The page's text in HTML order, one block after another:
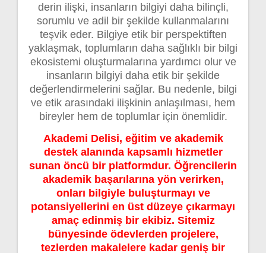
derin ilişki, insanların bilgiyi daha bilinçli,
sorumlu ve adil bir şekilde kullanmalarını
teşvik eder. Bilgiye etik bir perspektiften
yaklaşmak, toplumların daha sağlıklı bir bilgi
ekosistemi oluşturmalarına yardımcı olur ve
insanların bilgiyi daha etik bir şekilde
değerlendirmelerini sağlar. Bu nedenle, bilgi
ve etik arasındaki ilişkinin anlaşılması, hem
bireyler hem de toplumlar için önemlidir.
Akademi Delisi, eğitim ve akademik
destek alanında kapsamlı hizmetler
sunan öncü bir platformdur. Öğrencilerin
akademik başarılarına yön verirken,
onları bilgiyle buluşturmayı ve
potansiyellerini en üst düzeye çıkarmayı
amaç edinmiş bir ekibiz. Sitemiz
bünyesinde ödevlerden projelere,
tezlerden makalelere kadar geniş bir